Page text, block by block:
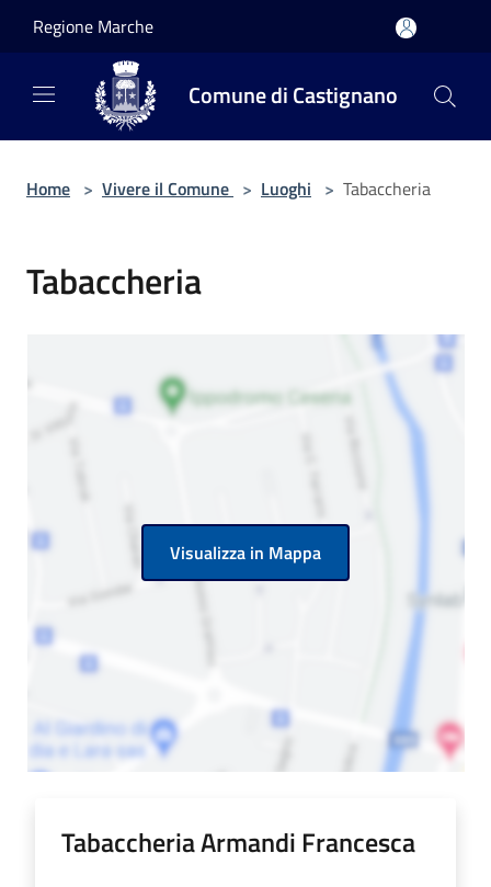
Regione Marche
Comune di Castignano
Home > Vivere il Comune > Luoghi > Tabaccheria
Tabaccheria
Visualizza in Mappa
Tabaccheria Armandi Francesca